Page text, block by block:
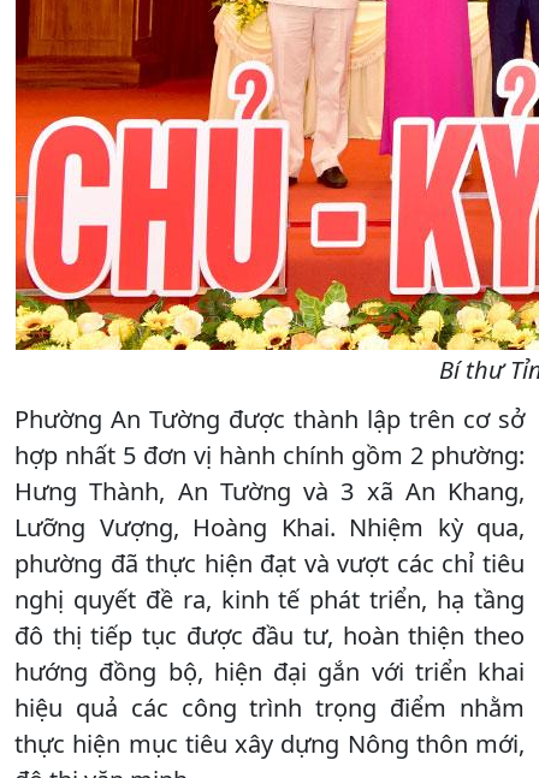
Bí thư
Phường An Tường được thành lập trên cơ sở
hợp nhất 5 đơn vị hành chính gồm 2 phường:
Hưng Thành, An Tường và 3 xã An Khang,
Lưỡng Vượng, Hoàng Khai. Nhiệm kỳ qua,
phường đã thực hiện đạt và vượt các chỉ tiêu
nghị quyết đề ra, kinh tế phát triển, hạ tầng
đô thị tiếp tục được đầu tư, hoàn thiện theo
hướng đồng bộ, hiện đại gắn với triển khai
hiệu quả các công trình trọng điểm nhằm
thực hiện mục tiêu xây dựng Nông thôn mới,